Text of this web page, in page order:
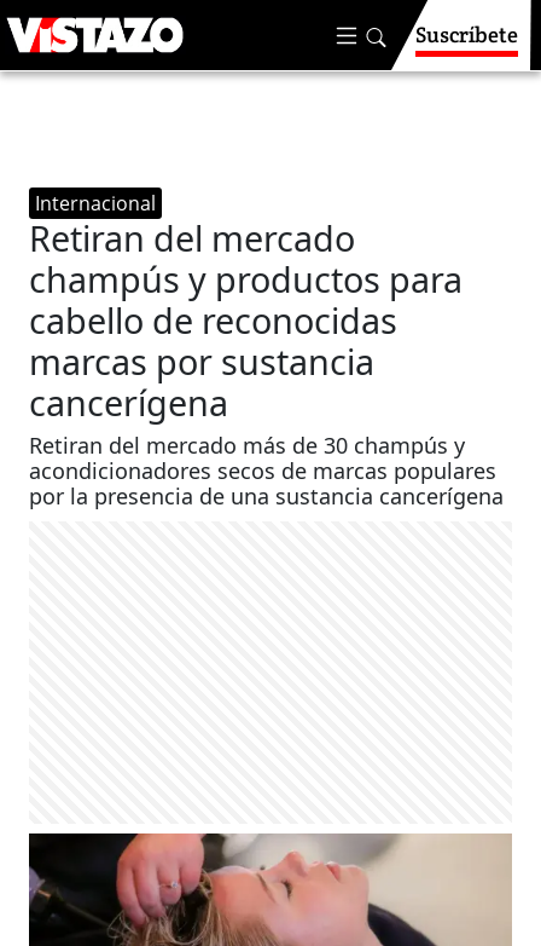
Suscríbete
Internacional
Retiran del mercado
champús y productos para
cabello de reconocidas
marcas por sustancia
cancerígena
Retiran del mercado más de 30 champús y
acondicionadores secos de marcas populares
por la presencia de una sustancia cancerígena